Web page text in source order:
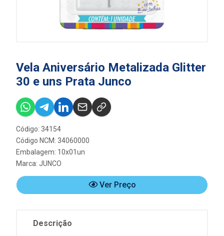
Vela Aniversário Metalizada Glitter
30 e uns Prata Junco
Código: 34154
Código NCM: 34060000
Embalagem: 10x01un
Marca: JUNCO
Ver Preço
Descrição